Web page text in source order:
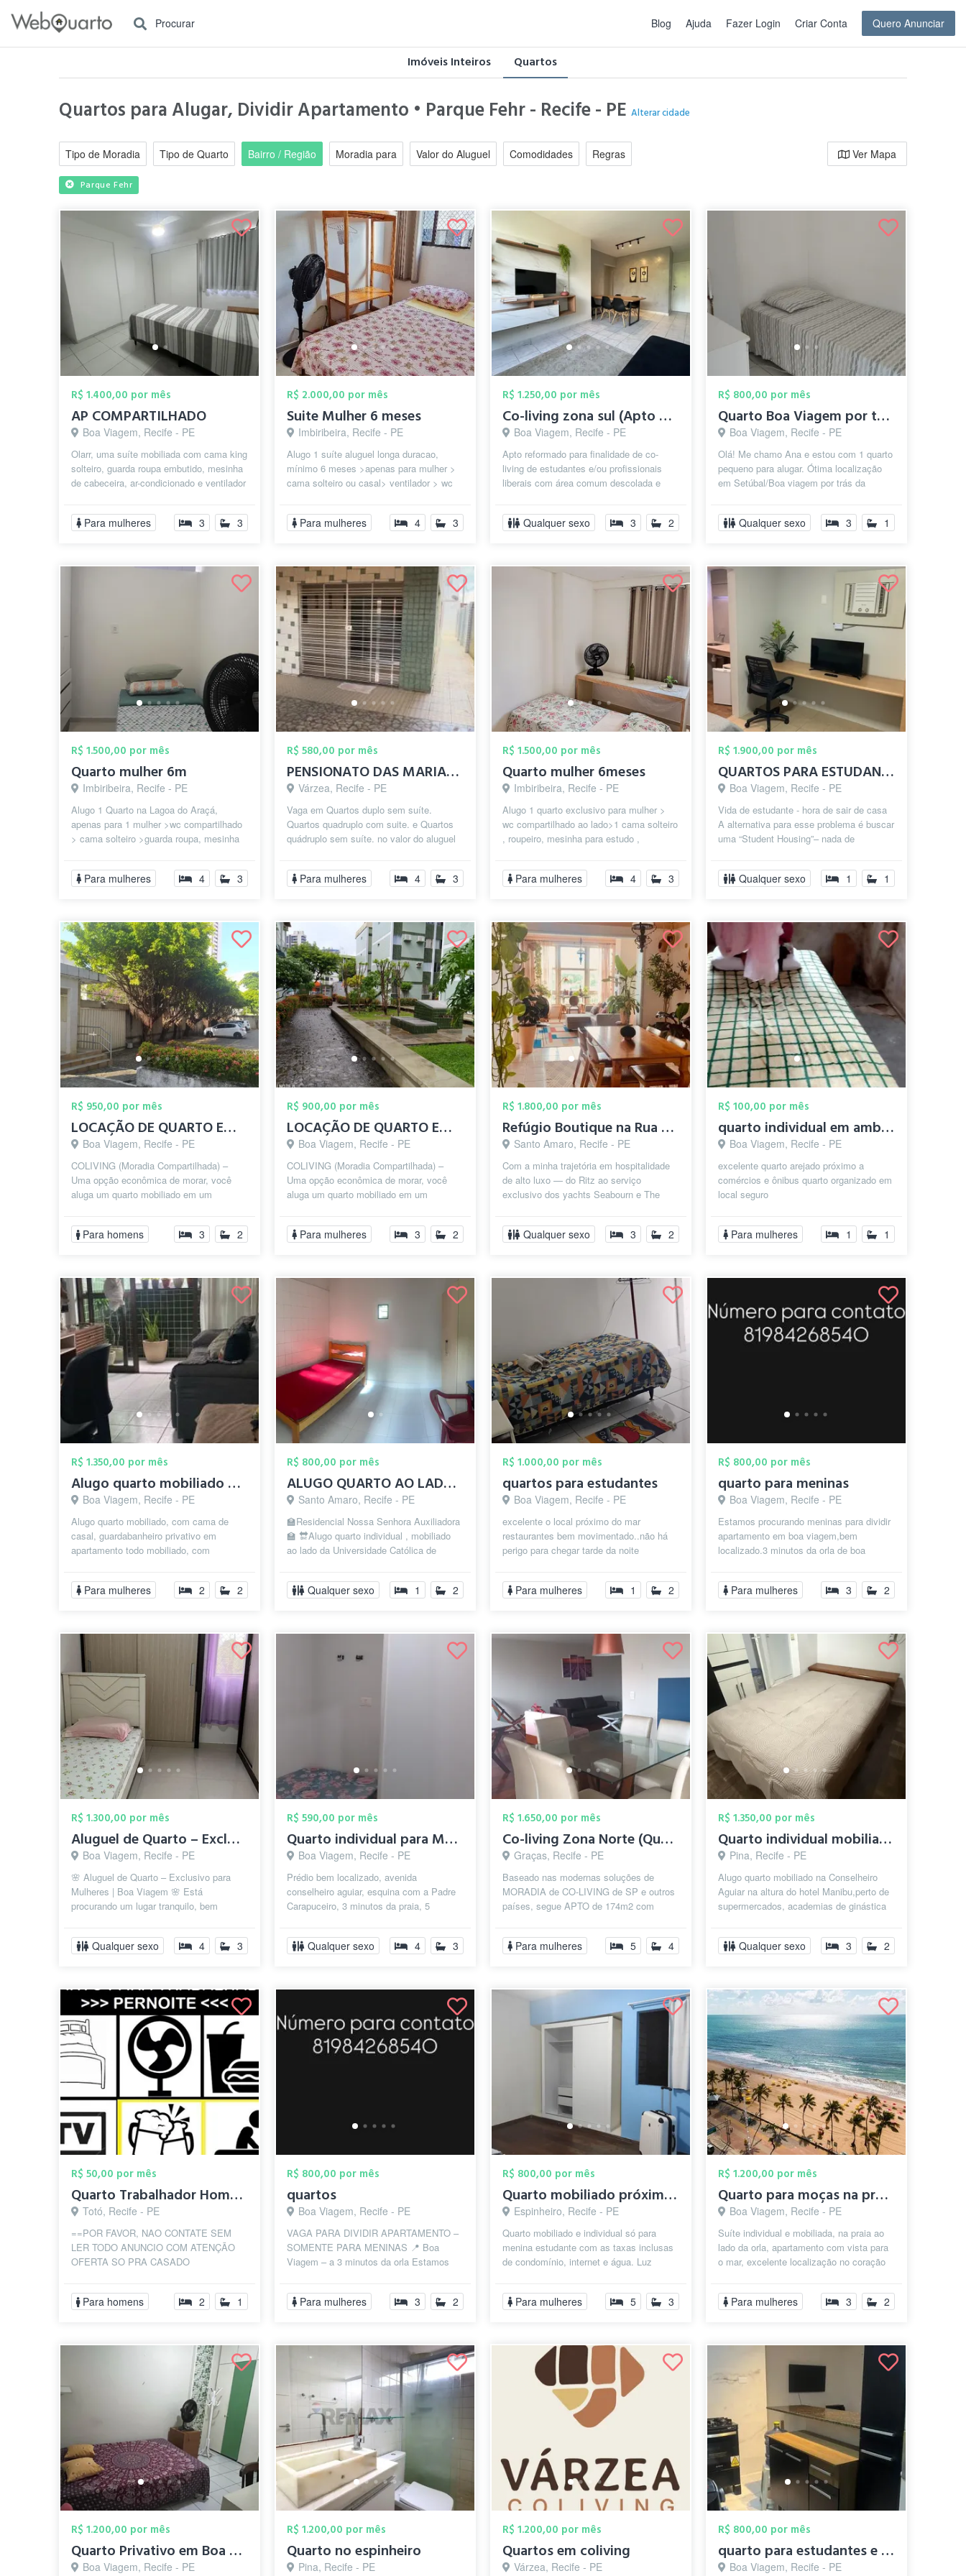
Procurar Blog Ajuda Fazer Login Criar Conta Quero Anunciar
Imóveis Inteiros Quartos
Quartos para Alugar, Dividir Apartamento • Parque Fehr - Recife - PEAlterar cidade
Tipo de Moradia Tipo de Quarto Bairro / Região Moradia para Valor do Aluguel Comodidades Regras Ver Mapa
Parque Fehr
R$ 1.400,00 por mês
AP COMPARTILHADO
Boa Viagem, Recife - PE
Olarr, uma suíte mobiliada com cama king
solteiro, guarda roupa embutido, mesinha
de cabeceira, ar-condicionado e ventilador
Para mulheres 3 3
R$ 2.000,00 por mês
Suite Mulher 6 meses
Imbiribeira, Recife - PE
Alugo 1 suíte aluguel longa duracao,
mínimo 6 meses >apenas para mulher >
cama solteiro ou casal> ventilador > wc
Para mulheres 4 3
R$ 1.250,00 por mês
Co-living zona sul (Apto ou quartos indi...
Boa Viagem, Recife - PE
Apto reformado para finalidade de co-
living de estudantes e/ou profissionais
liberais com área comum descolada e
Qualquer sexo 3 2
R$ 800,00 por mês
Quarto Boa Viagem por tras da escola ame...
Boa Viagem, Recife - PE
Olá! Me chamo Ana e estou com 1 quarto
pequeno para alugar. Ótima localização
em Setúbal/Boa viagem por trás da
Qualquer sexo 3 1
R$ 1.500,00 por mês
Quarto mulher 6m
Imbiribeira, Recife - PE
Alugo 1 Quarto na Lagoa do Araçá,
apenas para 1 mulher >wc compartilhado
> cama solteiro >guarda roupa, mesinha
Para mulheres 4 3
R$ 580,00 por mês
PENSIONATO DAS MARIAS - VAGAS DISPONÍVEL
Várzea, Recife - PE
Vaga em Quartos duplo sem suíte.
Quartos quadruplo com suite. e Quartos
quádruplo sem suíte. no valor do aluguel
Para mulheres 4 3
R$ 1.500,00 por mês
Quarto mulher 6meses
Imbiribeira, Recife - PE
Alugo 1 quarto exclusivo para mulher >
wc compartilhado ao lado>1 cama solteiro
, roupeiro, mesinha para estudo ,
Para mulheres 4 3
R$ 1.900,00 por mês
QUARTOS PARA ESTUDANTES E EXECUTIVOS EM ...
Boa Viagem, Recife - PE
Vida de estudante - hora de sair de casa
A alternativa para esse problema é buscar
uma “Student Housing”– nada de
Qualquer sexo 1 1
R$ 950,00 por mês
LOCAÇÃO DE QUARTO EM BOA VIAGEM
Boa Viagem, Recife - PE
COLIVING (Moradia Compartilhada) –
Uma opção econômica de morar, você
aluga um quarto mobiliado em um
estrutura e p...
Para homens 3 2
R$ 900,00 por mês
LOCAÇÃO DE QUARTO EM BOA VIAGEM
Boa Viagem, Recife - PE
COLIVING (Moradia Compartilhada) –
Uma opção econômica de morar, você
aluga um quarto mobiliado em um
estrutura e p...
Para mulheres 3 2
R$ 1.800,00 por mês
Refúgio Boutique na Rua da Aurora - Arte...
Santo Amaro, Recife - PE
Com a minha trajetória em hospitalidade
de alto luxo — do Ritz ao serviço
exclusivo dos yachts Seabourn e The
...
Qualquer sexo 3 2
R$ 100,00 por mês
quarto individual em ambiente família é ...
Boa Viagem, Recife - PE
excelente quarto arejado próximo a
comércios e ônibus quarto organizado em
local seguro
Para mulheres 1 1
R$ 1.350,00 por mês
Alugo quarto mobiliado em Boa Viagem
Boa Viagem, Recife - PE
Alugo quarto mobiliado, com cama de
casal, guardabanheiro privativo em
apartamento todo mobiliado, com
piscina....
Para mulheres 2 2
R$ 800,00 por mês
ALUGO QUARTO AO LADO DA UNIVERSIDADE CAT...
Santo Amaro, Recife - PE
🏫Residencial Nossa Senhora Auxiliadora
🏫 🔛Alugo quarto individual , mobiliado
ao lado da Universidade Católica de
Qualquer sexo 1 2
R$ 1.000,00 por mês
quartos para estudantes
Boa Viagem, Recife - PE
excelente o local próximo do mar
restaurantes bem movimentado..não há
perigo para chegar tarde da noite
tbm para...
Para mulheres 1 2
R$ 800,00 por mês
quarto para meninas
Boa Viagem, Recife - PE
Estamos procurando meninas para dividir
apartamento em boa viagem,bem
localizado.3 minutos da orla de boa
perto d...
Para mulheres 3 2
R$ 1.300,00 por mês
Aluguel de Quarto – Exclusivo para Mulhe...
Boa Viagem, Recife - PE
🌸 Aluguel de Quarto – Exclusivo para
Mulheres | Boa Viagem 🌸 Está
procurando um lugar tranquilo, bem
Temos a o...
Qualquer sexo 4 3
R$ 590,00 por mês
Quarto individual para Moças
Boa Viagem, Recife - PE
Prédio bem localizado, avenida
conselheiro aguiar, esquina com a Padre
Carapuceiro, 3 minutos da praia, 5
supermercado, pa...
Qualquer sexo 4 3
R$ 1.650,00 por mês
Co-living Zona Norte (Quartos nas Graças...
Graças, Recife - PE
Baseado nas modernas soluções de
MORADIA de CO-LIVING de SP e outros
países, segue APTO de 174m2 com
individuais am...
Para mulheres 5 4
R$ 1.350,00 por mês
Quarto individual mobiliado a 50 metros ...
Pina, Recife - PE
Alugo quarto mobiliado na Conselheiro
Aguiar na altura do hotel Manibu,perto de
supermercados, academias de ginástica
Qualquer sexo 3 2
R$ 50,00 por mês
Quarto Trabalhador Homem Casado Evangeli...
Totó, Recife - PE
==POR FAVOR, NAO CONTATE SEM
LER TODO ANUNCIO COM ATENÇÃO
OFERTA SO PRA CASADO
FAVOR, =POSSIBILIDADE PRIMEIRA
NOITE GRAT...
Para homens 2 1
R$ 800,00 por mês
quartos
Boa Viagem, Recife - PE
VAGA PARA DIVIDIR APARTAMENTO –
SOMENTE PARA MENINAS 📍 Boa
Viagem – a 3 minutos da orla Estamos
aconchegante e...
Para mulheres 3 2
R$ 800,00 por mês
Quarto mobiliado próximo a Universidade ...
Espinheiro, Recife - PE
Quarto mobiliado e individual só para
menina estudante com as taxas inclusas
de condomínio, internet e água. Luz
Apartament...
Para mulheres 5 3
R$ 1.200,00 por mês
Quarto para moças na praia de Boa Viagem
Boa Viagem, Recife - PE
Suíte individual e mobiliada, na praia ao
lado da orla, apartamento com vista para
o mar, excelente localização no coração
Para mulheres 3 2
R$ 1.200,00 por mês
Quarto Privativo em Boa Viagem! R$1.200...
Boa Viagem, Recife - PE
R$ 1.200,00 por mês
Quarto no espinheiro
Pina, Recife - PE
R$ 1.200,00 por mês
Quartos em coliving
Várzea, Recife - PE
R$ 800,00 por mês
quarto para estudantes e trabalhe
Boa Viagem, Recife - PE